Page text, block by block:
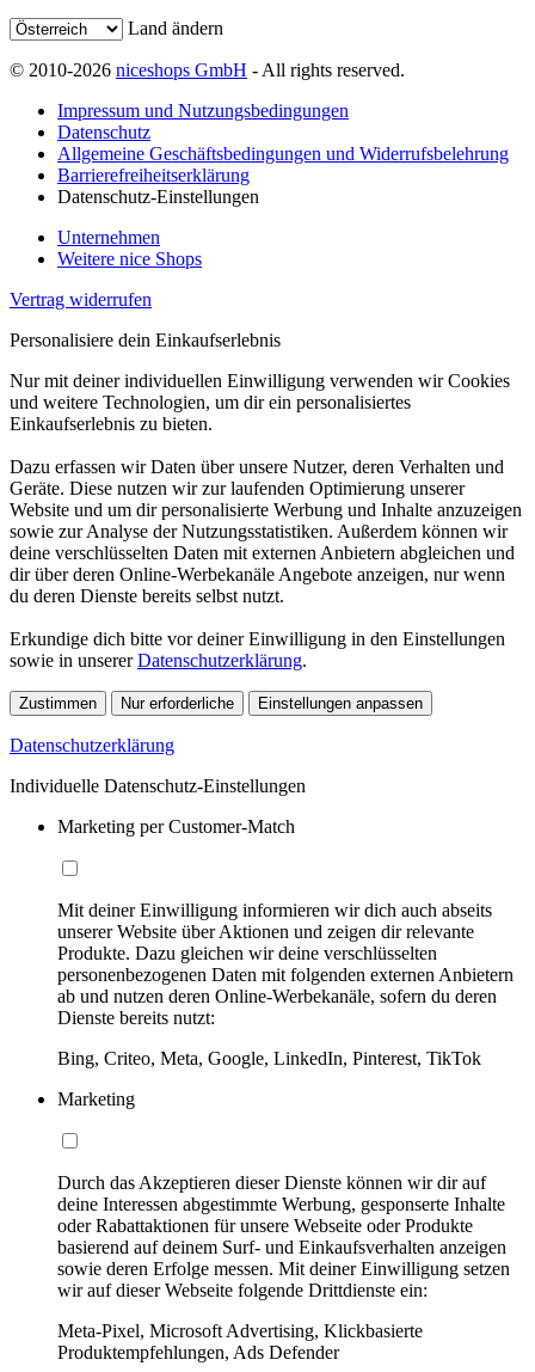
Land ändern
© 2010-2026 niceshops GmbH - All rights reserved.
Impressum und Nutzungsbedingungen
Datenschutz
Allgemeine Geschäftsbedingungen und Widerrufsbelehrung
Barrierefreiheitserklärung
Datenschutz-Einstellungen
Unternehmen
Weitere nice Shops
Vertrag widerrufen
Personalisiere dein Einkaufserlebnis
Nur mit deiner individuellen Einwilligung verwenden wir Cookies
und weitere Technologien, um dir ein personalisiertes
Einkaufserlebnis zu bieten.
Dazu erfassen wir Daten über unsere Nutzer, deren Verhalten und
Geräte. Diese nutzen wir zur laufenden Optimierung unserer
Website und um dir personalisierte Werbung und Inhalte anzuzeigen
sowie zur Analyse der Nutzungsstatistiken. Außerdem können wir
deine verschlüsselten Daten mit externen Anbietern abgleichen und
dir über deren Online-Werbekanäle Angebote anzeigen, nur wenn
du deren Dienste bereits selbst nutzt.
Erkundige dich bitte vor deiner Einwilligung in den Einstellungen
sowie in unsererDatenschutzerklärung.
Zustimmen Nur erforderliche Einstellungen anpassen
Datenschutzerklärung
Individuelle Datenschutz-Einstellungen
Marketing per Customer-Match
Mit deiner Einwilligung informieren wir dich auch abseits
unserer Website über Aktionen und zeigen dir relevante
Produkte. Dazu gleichen wir deine verschlüsselten
personenbezogenen Daten mit folgenden externen Anbietern
ab und nutzen deren Online-Werbekanäle, sofern du deren
Dienste bereits nutzt:
Bing, Criteo, Meta, Google, LinkedIn, Pinterest, TikTok
Marketing
Durch das Akzeptieren dieser Dienste können wir dir auf
deine Interessen abgestimmte Werbung, gesponserte Inhalte
oder Rabattaktionen für unsere Webseite oder Produkte
basierend auf deinem Surf- und Einkaufsverhalten anzeigen
sowie deren Erfolge messen. Mit deiner Einwilligung setzen
wir auf dieser Webseite folgende Drittdienste ein:
Meta-Pixel, Microsoft Advertising, Klickbasierte
Produktempfehlungen, Ads Defender